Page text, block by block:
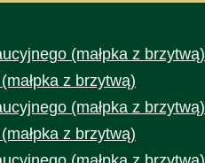
(małpka z brzytwą)
z brzytwą)
(małpka z brzytwą)
z brzytwą)